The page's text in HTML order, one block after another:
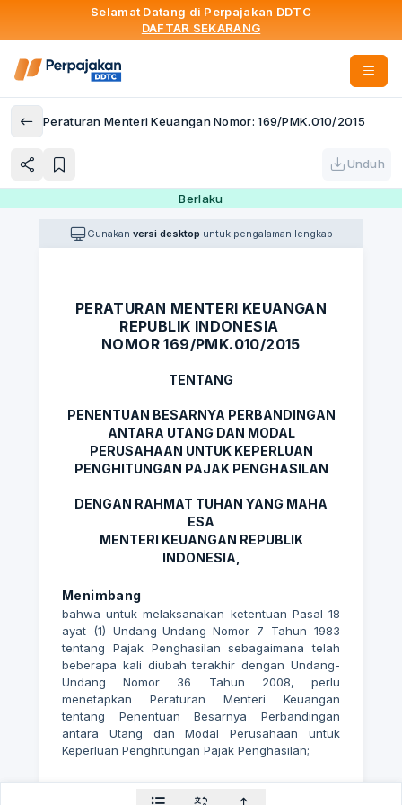
Selamat Datang di Perpajakan DDTC
DAFTAR SEKARANG
Peraturan Menteri Keuangan Nomor: 169/PMK.010/2015
Unduh
Berlaku
Gunakan versi desktop untuk pengalaman lengkap
PERATURAN MENTERI KEUANGAN
REPUBLIK INDONESIA
NOMOR 169/PMK.010/2015
TENTANG
PENENTUAN BESARNYA PERBANDINGAN
ANTARA UTANG DAN MODAL
PERUSAHAAN UNTUK KEPERLUAN
PENGHITUNGAN PAJAK PENGHASILAN
DENGAN RAHMAT TUHAN YANG MAHA
ESA
MENTERI KEUANGAN REPUBLIK
INDONESIA,
Menimbang
bahwa untuk melaksanakan ketentuan Pasal 18
ayat (1) Undang-Undang Nomor 7 Tahun 1983
tentang Pajak Penghasilan sebagaimana telah
beberapa kali diubah terakhir dengan Undang-
Undang Nomor 36 Tahun 2008, perlu
menetapkan Peraturan Menteri Keuangan
tentang Penentuan Besarnya Perbandingan
antara Utang dan Modal Perusahaan untuk
Keperluan Penghitungan Pajak Penghasilan;